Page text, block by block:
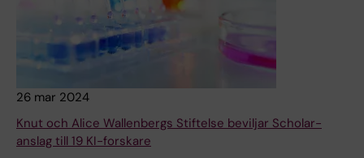
26 mar 2024
Knut och Alice Wallenbergs Stiftelse beviljar Scholar-
anslag till 19 KI-forskare